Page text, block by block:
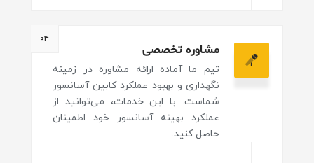
۰۴
مشاوره تخصصی
تیم ما آماده ارائه مشاوره در زمینه
نگهداری و بهبود عملکرد کابین آسانسور
شماست. با این خدمات، می‌توانید از
عملکرد بهینه آسانسور خود اطمینان
حاصل کنید.